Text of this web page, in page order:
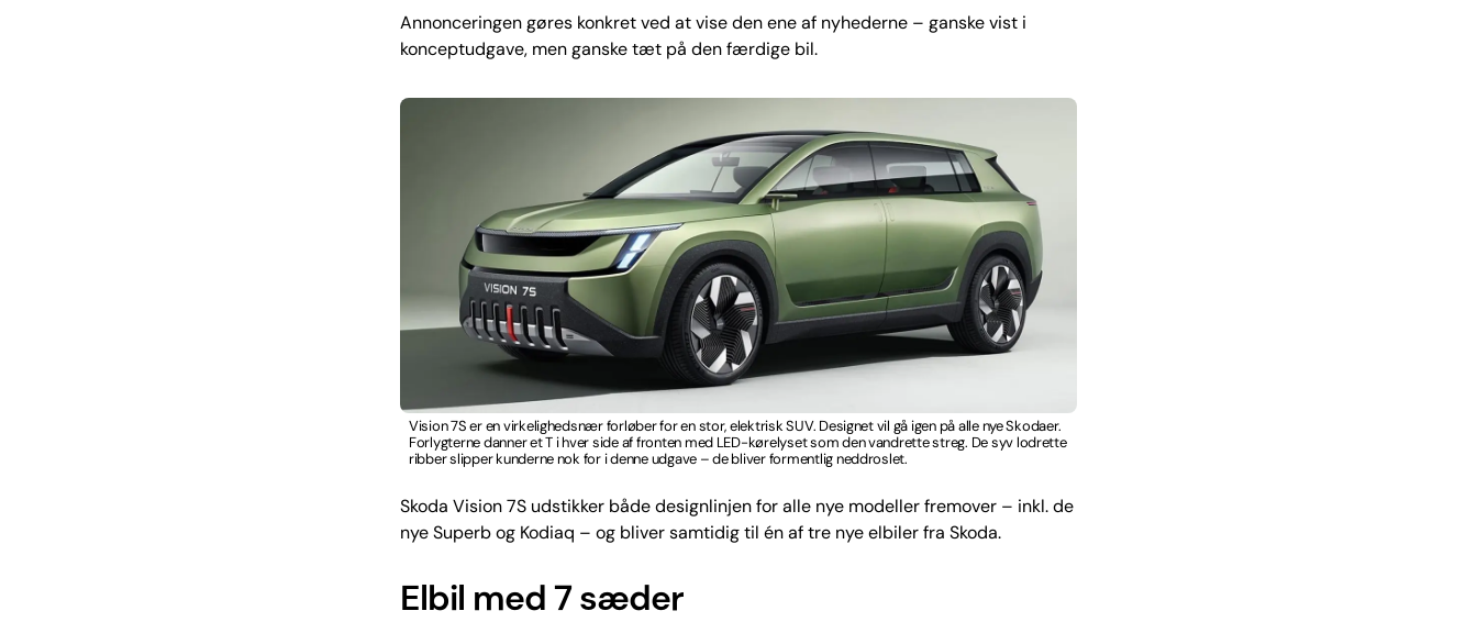
Annonceringen gøres konkret ved at vise den ene af nyhederne – ganske vist i
konceptudgave, men ganske tæt på den færdige bil.
Vision 7S er en virkelighedsnær forløber for en stor, elektrisk SUV. Designet vil gå igen på alle nye Skodaer.
Forlygterne danner et T i hver side af fronten med LED-kørelyset som den vandrette streg. De syv lodrette
ribber slipper kunderne nok for i denne udgave – de bliver formentlig neddroslet.
Skoda Vision 7S udstikker både designlinjen for alle nye modeller fremover – inkl. de
nye Superb og Kodiaq – og bliver samtidig til én af tre nye elbiler fra Skoda.
Elbil med 7 sæder